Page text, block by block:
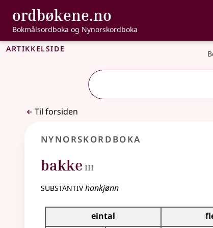
Gå til hovedinnhold
Tilgjengelighet
ordbøkene.no ,
Bokmålsordboka og Nynorskordboka
Artikkelside
Til forsiden
Nynorskordboka
bakke III
substantivhankjønn
Bøyningstabell for dette substantivet
eintal